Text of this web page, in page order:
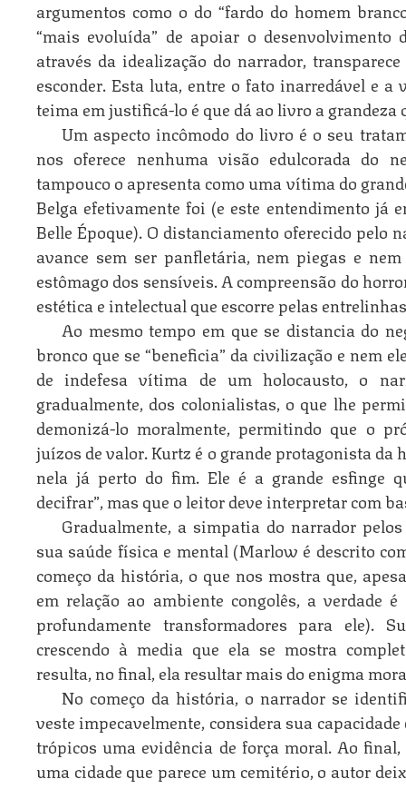
argumentos como o do “fardo do homem
“mais evoluída” de apoiar o desenvolvimento
através da idealização do narrador,
esconder. Esta luta, entre o fato inarredável e a
teima em justificá-lo é que dá ao livro a grandeza
Um aspecto incômodo do livro é o seu
nos oferece nenhuma visão edulcorada do
tampouco o apresenta como uma vítima do
Belga efetivamente foi (e este entendimento já
Belle Époque). O distanciamento oferecido pelo
avance sem ser panfletária, nem piegas e
estômago dos sensíveis. A compreensão do
estética e intelectual que escorre pelas
Ao mesmo tempo em que se distancia do
bronco que se “beneficia” da civilização e nem
de indefesa vítima de um holocausto, o
gradualmente, dos colonialistas, o que lhe
demonizá-lo moralmente, permitindo que o
juízos de valor. Kurtz é o grande protagonista da
nela já perto do fim. Ele é a grande esfinge
decifrar”, mas que o leitor deve interpretar com
Gradualmente, a simpatia do narrador
sua saúde física e mental (Marlow é descrito
começo da história, o que nos mostra que,
em relação ao ambiente congolês, a verdade
profundamente transformadores para ele).
crescendo à media que ela se mostra
resulta, no final, ela resultar mais do enigma
No começo da história, o narrador se
veste impecavelmente, considera sua
trópicos uma evidência de força moral. Ao
uma cidade que parece um cemitério, o autor